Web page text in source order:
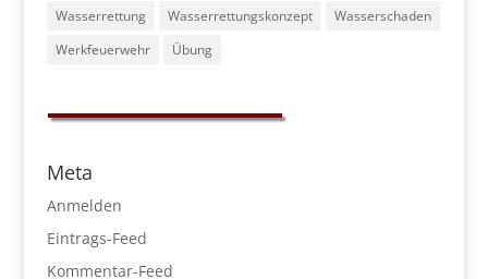
Wasserrettung
Wasserrettungskonzept
Wasserschaden
Werkfeuerwehr
Übung
Meta
Anmelden
Eintrags-Feed
Kommentar-Feed